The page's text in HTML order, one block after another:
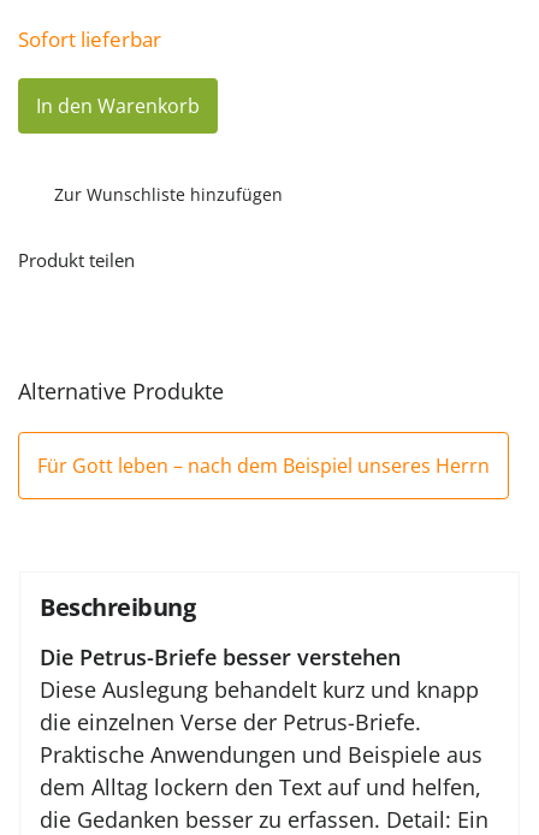
Sofort lieferbar
Für
Gott
leben
dem
Herrn
In den Warenkorb
Zur Wunschliste hinzufügen
Produkt teilen
Alternative Produkte
Für Gott leben – nach dem Beispiel unseres Herrn
Beschreibung
Die Petrus-Briefe besser verstehen
Diese Auslegung behandelt kurz und knapp
die einzelnen Verse der Petrus-Briefe.
Praktische Anwendungen und Beispiele aus
dem Alltag lockern den Text auf und helfen,
die Gedanken besser zu erfassen. Detail: Ein